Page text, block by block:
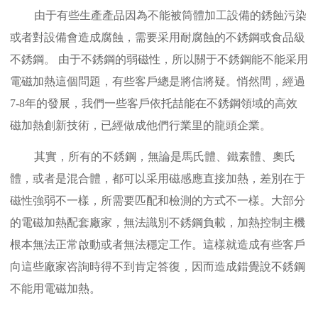
由于有些生產產品因為不能被筒體加工設備的銹蝕污染
或者對設備會造成腐蝕，需要采用耐腐蝕的不銹鋼或食品級
不銹鋼。 由于不銹鋼的弱磁性，所以關于不銹鋼能不能采用
電磁加熱這個問題，有些客戶總是將信將疑。悄然間，經過
7-8年的發展，我們一些客戶依托喆能在不銹鋼領域的高效
磁加熱創新技術，已經做成他們行業里的龍頭企業。
其實，所有的不銹鋼，無論是馬氏體、鐵素體、奧氏
體，或者是混合體，都可以采用磁感應直接加熱，差別在于
磁性強弱不一樣，所需要匹配和檢測的方式不一樣。大部分
的電磁加熱配套廠家，無法識別不銹鋼負載，加熱控制主機
根本無法正常啟動或者無法穩定工作。這樣就造成有些客戶
向這些廠家咨詢時得不到肯定答復，因而造成錯覺說不銹鋼
不能用電磁加熱。